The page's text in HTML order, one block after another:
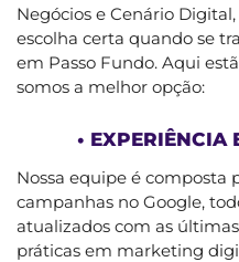
Negócios e Cenário
escolha certa quando se
em Passo Fundo. Aqui
somos a melhor opção:
• EXPERIÊNCIA
Nossa equipe é composta
campanhas no Google,
atualizados com as
práticas em marketing